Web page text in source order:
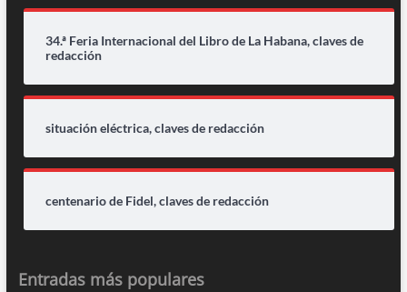
34.ª Feria Internacional del Libro de La Habana, claves de
redacción
situación eléctrica, claves de redacción
centenario de Fidel, claves de redacción
Entradas más populares